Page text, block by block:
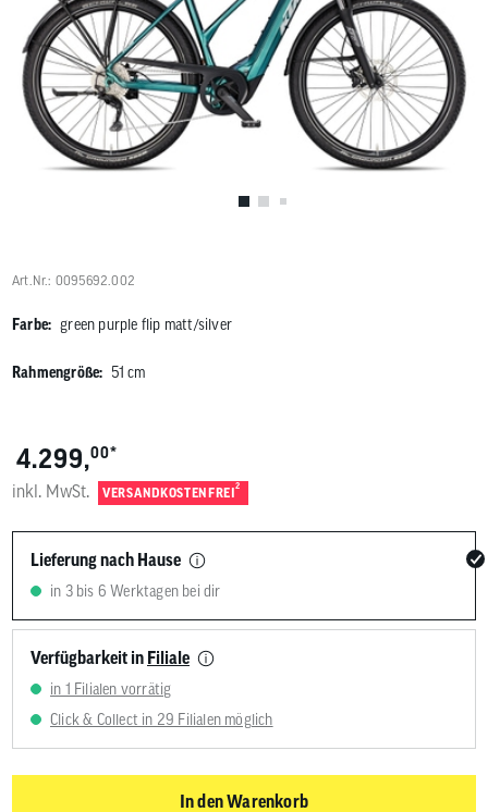
zu
gelangen.
Benutzer
von
können
Touch-
und
Art.Nr.: 0095692.002
Farbe: green purple flip matt/silver
Rahmengröße: 51 cm
4.299,00*
inkl. MwSt. VERSANDKOSTENFREI2
Lieferung nach Hause
in 3 bis 6 Werktagen bei dir
Verfügbarkeit in Filiale
in 1 Filialen vorrätig
Click & Collect in 29 Filialen möglich
In den Warenkorb